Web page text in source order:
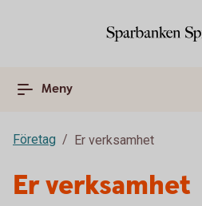
Meny
Företag Er verksamhet
Er verksamhet